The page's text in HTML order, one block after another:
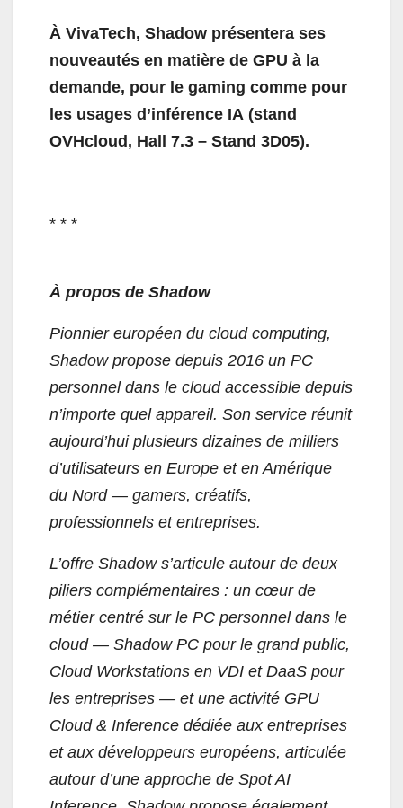
À VivaTech, Shadow présentera ses
nouveautés en matière de GPU à la
demande, pour le gaming comme pour
les usages d’inférence IA (stand
OVHcloud, Hall 7.3 – Stand 3D05).
* * *
À propos de Shadow
Pionnier européen du cloud computing,
Shadow propose depuis 2016 un PC
personnel dans le cloud accessible depuis
n’importe quel appareil. Son service réunit
aujourd’hui plusieurs dizaines de milliers
d’utilisateurs en Europe et en Amérique
du Nord — gamers, créatifs,
professionnels et entreprises.
L’offre Shadow s’articule autour de deux
piliers complémentaires : un cœur de
métier centré sur le PC personnel dans le
cloud — Shadow PC pour le grand public,
Cloud Workstations en VDI et DaaS pour
les entreprises — et une activité GPU
Cloud & Inference dédiée aux entreprises
et aux développeurs européens, articulée
autour d’une approche de Spot AI